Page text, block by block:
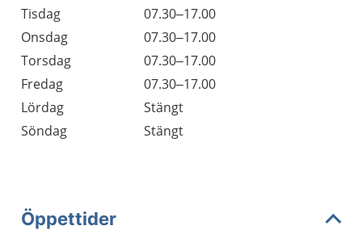
Tisdag
07.30–17.00
Onsdag
07.30–17.00
Torsdag
07.30–17.00
Fredag
07.30–17.00
Lördag
Stängt
Söndag
Stängt
Öppettider